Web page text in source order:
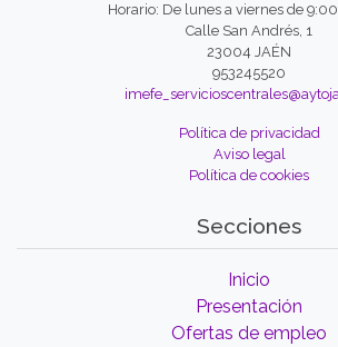
Horario: De lunes a viernes de
Calle San Andrés, 1
23004 JAÉN
953245520
Política de privacidad
Aviso legal
Política de cookies
Secciones
Inicio
Presentación
Ofertas de empleo